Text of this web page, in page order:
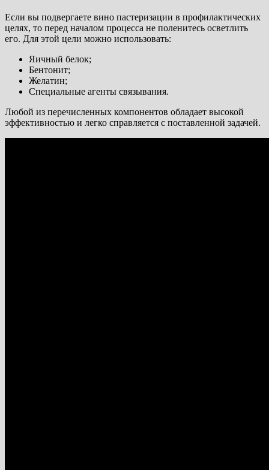
Если вы подвергаете вино пастеризации в профилактических
целях, то перед началом процесса не поленитесь осветлить
его. Для этой цели можно использовать:
Яичный белок;
Бентонит;
Желатин;
Специальные агенты связывания.
Любой из перечисленных компонентов обладает высокой
эффективностью и легко справляется с поставленной задачей.